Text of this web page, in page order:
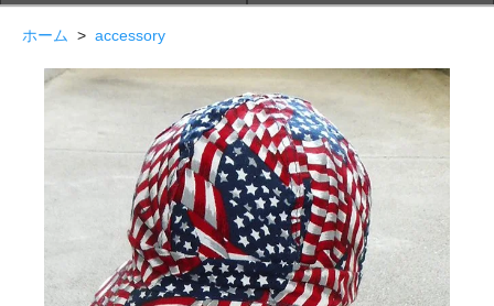
ホーム > accessory